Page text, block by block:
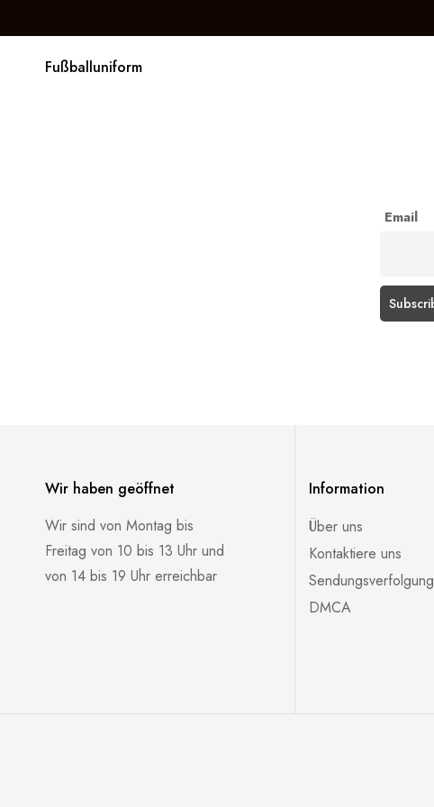
Fußballuniform
Email
Wir haben geöffnet
Wir sind von Montag bis
Freitag von 10 bis 13 Uhr und
von 14 bis 19 Uhr erreichbar
Information
Über uns
Kontaktiere uns
Sendungsverfolgung
DMCA